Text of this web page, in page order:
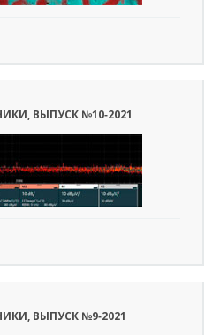
ВЫПУСК №10‑2021
ВЫПУСК №9‑2021